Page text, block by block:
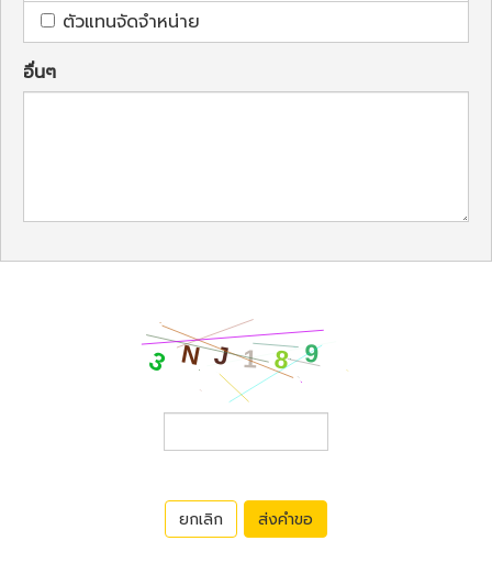
ตัวแทนจัดจำหน่าย
อื่นๆ
ยกเลิก ส่งคำขอ